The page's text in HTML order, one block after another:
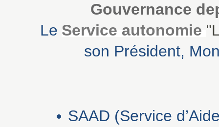
Gouvernance
Le Service autonomie
son Président,
SAAD (Service